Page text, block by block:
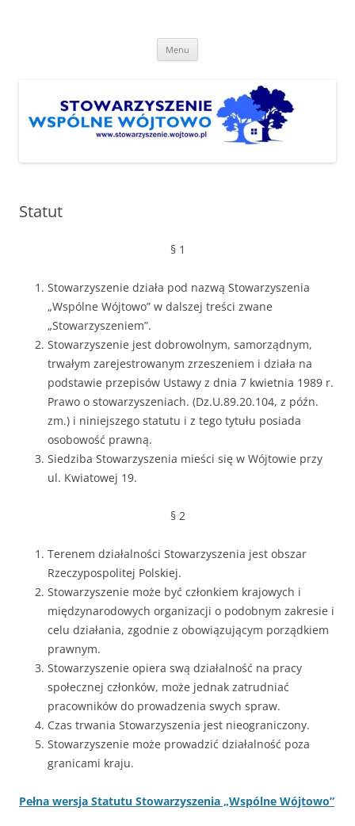
Wójtowo"
Menu
Statut
§ 1
Stowarzyszenie działa pod nazwą Stowarzyszenia
„Wspólne Wójtowo” w dalszej treści zwane
„Stowarzyszeniem”.
Stowarzyszenie jest dobrowolnym, samorządnym,
trwałym zarejestrowanym zrzeszeniem i działa na
podstawie przepisów Ustawy z dnia 7 kwietnia 1989 r.
Prawo o stowarzyszeniach. (Dz.U.89.20.104, z późn.
zm.) i niniejszego statutu i z tego tytułu posiada
osobowość prawną.
Siedziba Stowarzyszenia mieści się w Wójtowie przy
ul. Kwiatowej 19.
§ 2
Terenem działalności Stowarzyszenia jest obszar
Rzeczypospolitej Polskiej.
Stowarzyszenie może być członkiem krajowych i
międzynarodowych organizacji o podobnym zakresie i
celu działania, zgodnie z obowiązującym porządkiem
prawnym.
Stowarzyszenie opiera swą działalność na pracy
społecznej członków, może jednak zatrudniać
pracowników do prowadzenia swych spraw.
Czas trwania Stowarzyszenia jest nieograniczony.
Stowarzyszenie może prowadzić działalność poza
granicami kraju.
Pełna wersja Statutu Stowarzyszenia „Wspólne Wójtowo”